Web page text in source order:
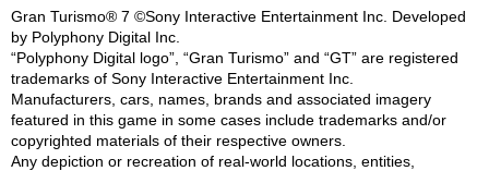
Gran Turismo® 7 ©Sony Interactive Entertainment Inc. Developed
by Polyphony Digital Inc.
“Polyphony Digital logo”, “Gran Turismo” and “GT” are registered
trademarks of Sony Interactive Entertainment Inc.
Manufacturers, cars, names, brands and associated imagery
featured in this game in some cases include trademarks and/or
copyrighted materials of their respective owners.
Any depiction or recreation of real-world locations, entities,